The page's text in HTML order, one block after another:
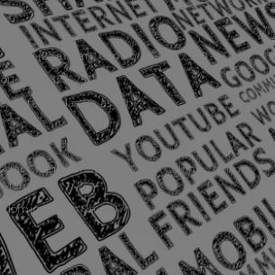
(2º andar), Centro - Cep: 27.330-030
(24) 3323-2500
feira , das 9h às 17h.
Chagas Freitas – 3.780 – Colônia Santo
domingo, das 9h às 17h